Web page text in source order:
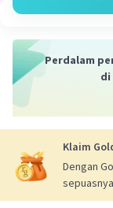
Perdalam
di
Klaim
Dengan